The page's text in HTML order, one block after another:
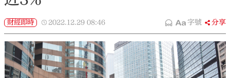
財經即時 2022.12.29 08:46 字號 分享